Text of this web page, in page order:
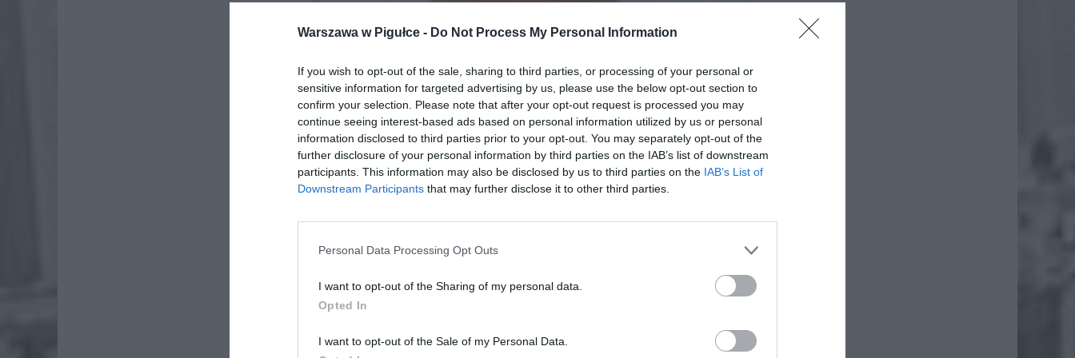
Warszawa w Pigułce - Do Not Process My Personal Information
If you wish to opt-out of the sale, sharing to third parties, or processing of your personal or
sensitive information for targeted advertising by us, please use the below opt-out section to
confirm your selection. Please note that after your opt-out request is processed you may
continue seeing interest-based ads based on personal information utilized by us or personal
information disclosed to third parties prior to your opt-out. You may separately opt-out of the
further disclosure of your personal information by third parties on the IAB’s list of downstream
participants. This information may also be disclosed by us to third parties on the IAB’s List of
Downstream Participants that may further disclose it to other third parties.
Personal Data Processing Opt Outs
I want to opt-out of the Sharing of my personal data.
Opted In
I want to opt-out of the Sale of my Personal Data.